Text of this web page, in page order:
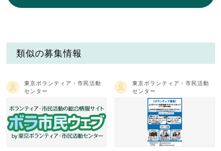
類似の募集情報
東京ボランティア・市民活動
センター
東京ボランティア・市民活動
センター